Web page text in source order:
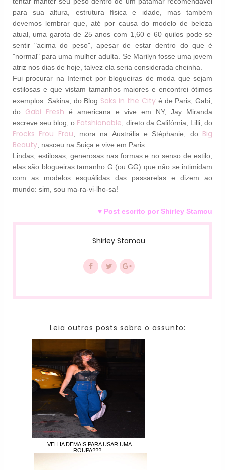
para sua altura, estrutura física e idade, mas também
devemos lembrar que, até por causa do modelo de beleza
atual, uma garota de 25 anos com 1,60 e 60 quilos pode se
sentir "acima do peso", apesar de estar dentro do que é
"normal" para uma mulher adulta. Se Marilyn fosse uma jovem
atriz nos dias de hoje, talvez ela seria considerada cheinha.
Fui procurar na Internet por blogueiras de moda que sejam
estilosas e que vistam tamanhos maiores e encontrei ótimos
exemplos: Sakina, do Blog Saks in the City é de Paris, Gabi,
do Gabi Fresh é americana e vive em NY, Jay Miranda
escreve seu blog, o Fatshionable , direto da Califórnia, Lilli, do
Frocks Frou Frou , mora na Austrália e Stéphanie, do Big
Beauty, nasceu na Suiça e vive em Paris.
Lindas, estilosas, generosas nas formas e no senso de estilo,
elas são blogueiras tamanho G (ou GG) que não se intimidam
com as modelos esquálidas das passarelas e dizem ao
mundo: sim, sou ma-ra-vi-lho-sa!
♥ Post escrito por Shirley Stamou
Shirley Stamou
Leia outros posts sobre o assunto:
VELHA DEMAIS PARA USAR UMA
ROUPA???...